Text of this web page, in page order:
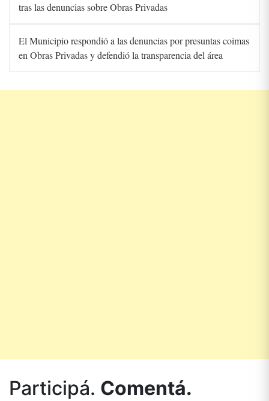
tras las denuncias sobre Obras Privadas
El Municipio respondió a las denuncias por presuntas coimas
en Obras Privadas y defendió la transparencia del área
Participá. Comentá.